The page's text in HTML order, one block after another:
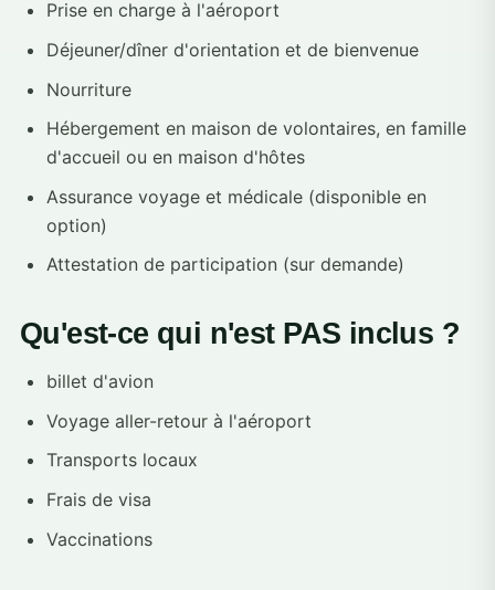
Prise en charge à l'aéroport
Déjeuner/dîner d'orientation et de bienvenue
Nourriture
Hébergement en maison de volontaires, en famille
d'accueil ou en maison d'hôtes
Assurance voyage et médicale (disponible en
option)
Attestation de participation (sur demande)
Qu'est-ce qui n'est PAS inclus ?
billet d'avion
Voyage aller-retour à l'aéroport
Transports locaux
Frais de visa
Vaccinations